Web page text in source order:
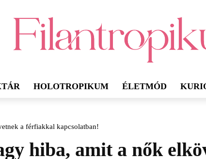
HOLOTROPIKUM ÉLETMÓD
a férfiakkal kapcsolatban!
hiba, amit a nők